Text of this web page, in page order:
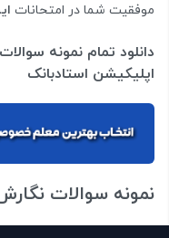
موفقیت شما در امتحانات
دانلود تمام نمونه
اپلیکیشن استادبانک
نمونه سوالات